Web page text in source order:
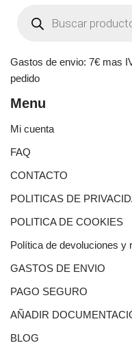
Gastos de envio: 7€ mas
pedido
Menu
Mi cuenta
FAQ
CONTACTO
POLITICAS DE
POLITICA DE COOKIES
Política de devoluciones y
GASTOS DE ENVIO
PAGO SEGURO
AÑADIR
BLOG